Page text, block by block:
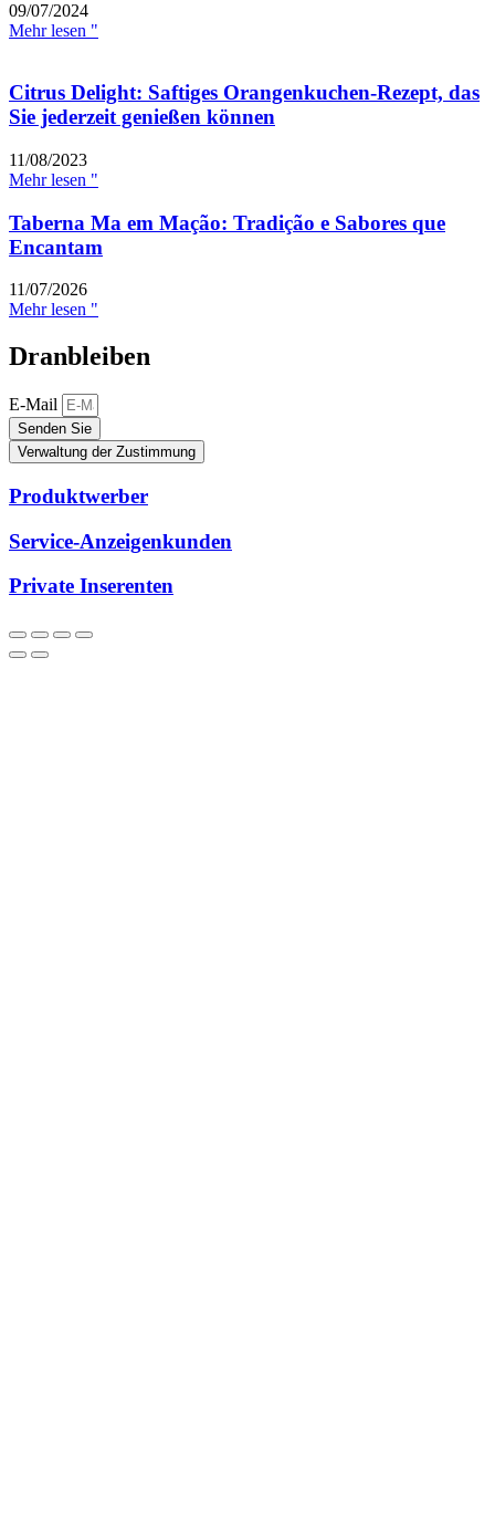
09/07/2024
Mehr lesen "
Citrus Delight: Saftiges Orangenkuchen-Rezept, das
Sie jederzeit genießen können
11/08/2023
Mehr lesen "
Taberna Ma em Mação: Tradição e Sabores que
Encantam
11/07/2026
Mehr lesen "
Dranbleiben
E-Mail
Senden Sie
Verwaltung der Zustimmung
Produktwerber
Service-Anzeigenkunden
Private Inserenten